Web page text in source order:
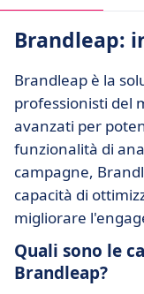
Brandleap:
Brandleap è la
professionisti del
avanzati per
funzionalità di
campagne,
capacità di
migliorare
Quali sono le
Brandleap?